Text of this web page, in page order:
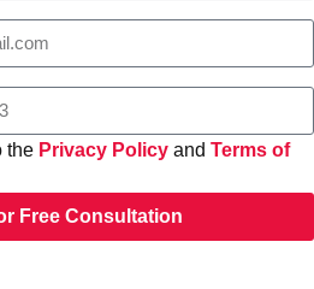
the Privacy Policy and Terms of
Free Consultation